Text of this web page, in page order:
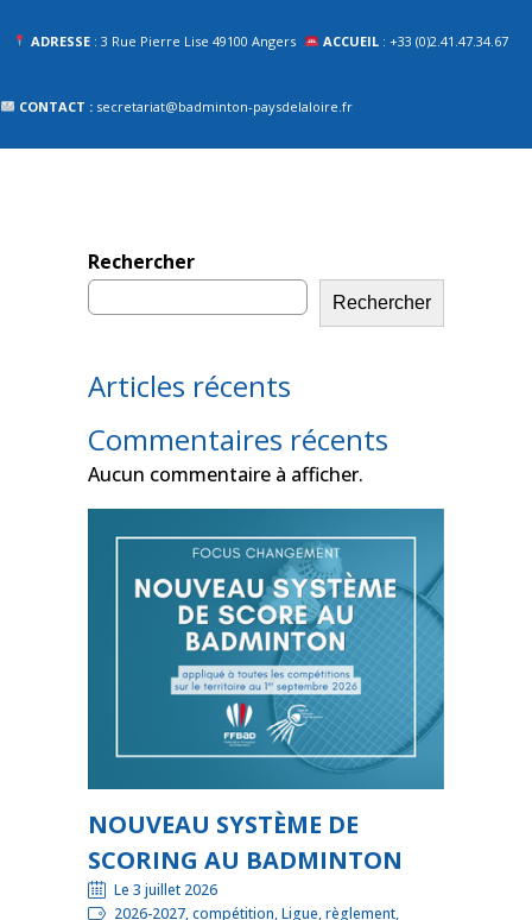
ADRESSE : 3 Rue Pierre Lise 49100 Angers ACCUEIL : +33 (0)2.41.47.34.67
CONTACT : secretariat@badminton-paysdelaloire.fr
Rechercher
Rechercher
Articles récents
Commentaires récents
Aucun commentaire à afficher.
NOUVEAU SYSTÈME DE
SCORING AU BADMINTON
Le 3 juillet 2026
2026-2027, compétition, Ligue, règlement,